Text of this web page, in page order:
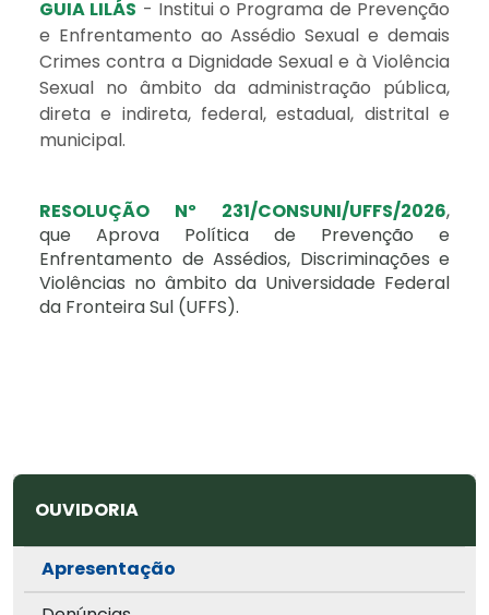
GUIA LILÁS - Institui o Programa de Prevenção
e Enfrentamento ao Assédio Sexual e demais
Crimes contra a Dignidade Sexual e à Violência
Sexual no âmbito da administração pública,
direta e indireta, federal, estadual, distrital e
municipal.
RESOLUÇÃO Nº 231/CONSUNI/UFFS/2026,
que Aprova Política de Prevenção e
Enfrentamento de Assédios, Discriminações e
Violências no âmbito da Universidade Federal
da Fronteira Sul (UFFS).
OUVIDORIA
Apresentação